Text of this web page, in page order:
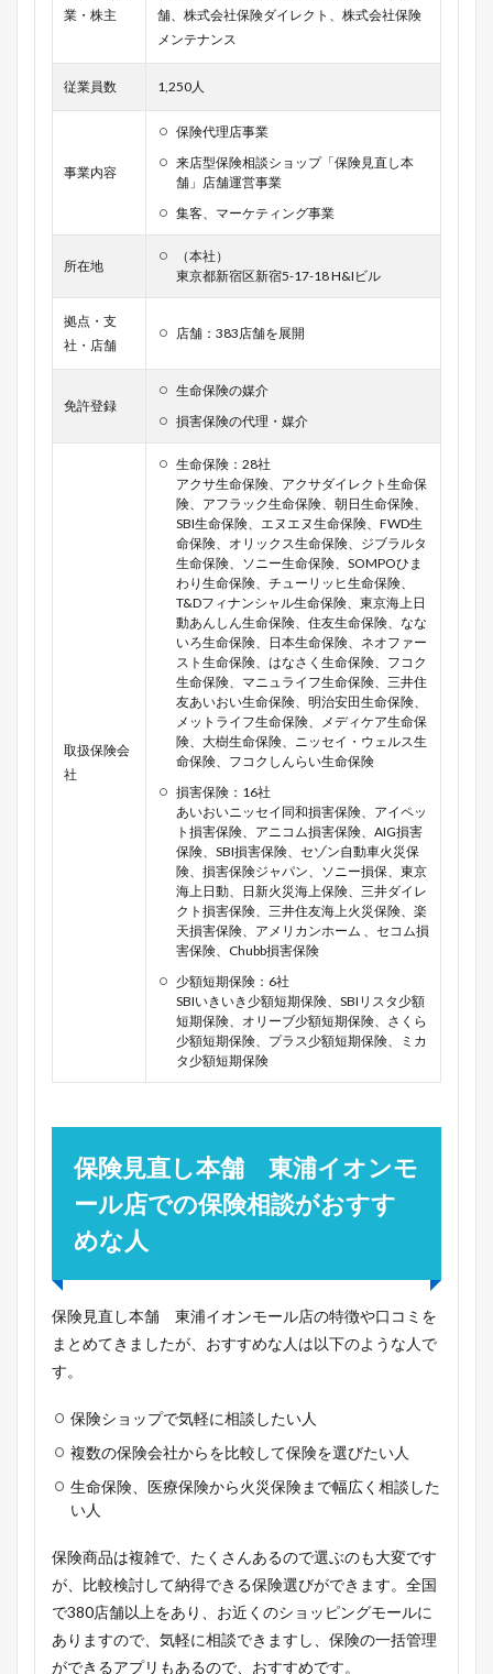
業・株主
舗、株式会社保険ダイレクト、株式会社保険
メンテナンス
従業員数 1,250人
事業内容
保険代理店事業
来店型保険相談ショップ「保険見直し本
舗」店舗運営事業
集客、マーケティング事業
所在地
（本社）
東京都新宿区新宿5-17-18 H&Iビル
拠点・支
社・店舗
店舗：383店舗を展開
免許登録
生命保険の媒介
損害保険の代理・媒介
取扱保険会
社
生命保険：28社
アクサ生命保険、アクサダイレクト生命保
険、アフラック生命保険、朝日生命保険、
SBI生命保険、エヌエヌ生命保険、FWD生
命保険、オリックス生命保険、ジブラルタ
生命保険、ソニー生命保険、SOMPOひま
わり生命保険、チューリッヒ生命保険、
T&Dフィナンシャル生命保険、東京海上日
動あんしん生命保険、住友生命保険、なな
いろ生命保険、日本生命保険、ネオファー
スト生命保険、はなさく生命保険、フコク
生命保険、マニュライフ生命保険、三井住
友あいおい生命保険、明治安田生命保険、
メットライフ生命保険、メディケア生命保
険、大樹生命保険、ニッセイ・ウェルス生
命保険、フコクしんらい生命保険
損害保険：16社
あいおいニッセイ同和損害保険、アイペッ
ト損害保険、アニコム損害保険、AIG損害
保険、SBI損害保険、セゾン自動車火災保
険、損害保険ジャパン、ソニー損保、東京
海上日動、日新火災海上保険、三井ダイレ
クト損害保険、三井住友海上火災保険、楽
天損害保険、アメリカンホーム 、セコム損
害保険、Chubb損害保険
少額短期保険：6社
SBIいきいき少額短期保険、SBIリスタ少額
短期保険、オリーブ少額短期保険、さくら
少額短期保険、プラス少額短期保険、ミカ
タ少額短期保険
保険見直し本舗 東浦イオンモ
ール店での保険相談がおすす
めな人
保険見直し本舗 東浦イオンモール店の特徴や口コミを
まとめてきましたが、おすすめな人は以下のような人で
す。
保険ショップで気軽に相談したい人
複数の保険会社からを比較して保険を選びたい人
生命保険、医療保険から火災保険まで幅広く相談した
い人
保険商品は複雑で、たくさんあるので選ぶのも大変です
が、比較検討して納得できる保険選びができます。全国
で380店舗以上をあり、お近くのショッピングモールに
ありますので、気軽に相談できますし、保険の一括管理
ができるアプリもあるので、おすすめです。